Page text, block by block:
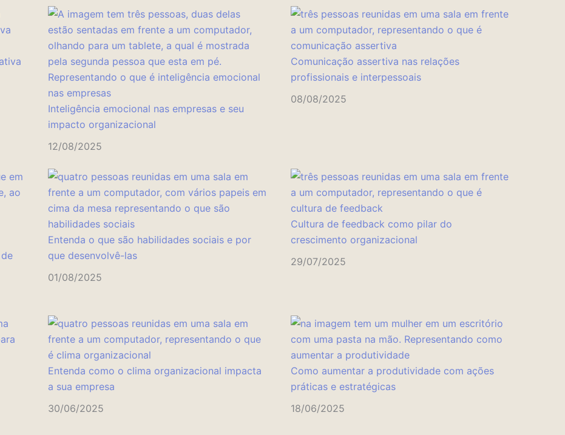
Inteligência emocional nas empresas e seu
impacto organizacional
12/08/2025
Comunicação assertiva nas relações
profissionais e interpessoais
08/08/2025
Entenda o que são habilidades sociais e por
que desenvolvê-las
01/08/2025
Cultura de feedback como pilar do
crescimento organizacional
29/07/2025
Entenda como o clima organizacional impacta
a sua empresa
30/06/2025
Como aumentar a produtividade com ações
práticas e estratégicas
18/06/2025